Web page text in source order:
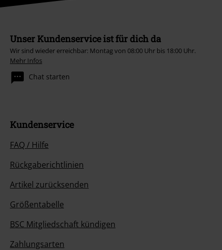
Unser Kundenservice ist für dich da
Wir sind wieder erreichbar: Montag von 08:00 Uhr bis 18:00 Uhr.
Mehr Infos
Chat starten
Kundenservice
FAQ / Hilfe
Rückgaberichtlinien
Artikel zurücksenden
Größentabelle
BSC Mitgliedschaft kündigen
Zahlungsarten